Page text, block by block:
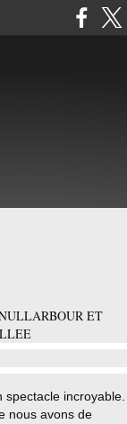
ET
spectacle incroyable.
nous avons de